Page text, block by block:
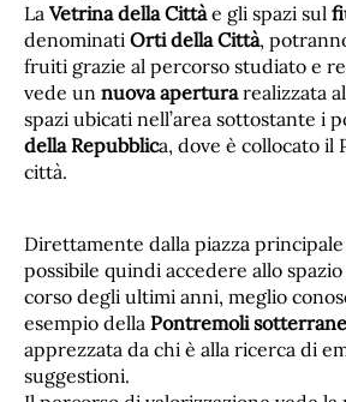
La Vetrina della Cittàe gli spazi sul
denominati Orti della Città,
fruiti grazie al percorso studiato e
vede un nuova aperturarealizzata
spazi ubicati nell’area sottostante i
della Repubblica, dove è collocato il
città.
Direttamente dalla piazza
possibile quindi accedere allo
corso degli ultimi anni, meglio
esempio della Pontremoli
apprezzata da chi è alla ricerca di
suggestioni.